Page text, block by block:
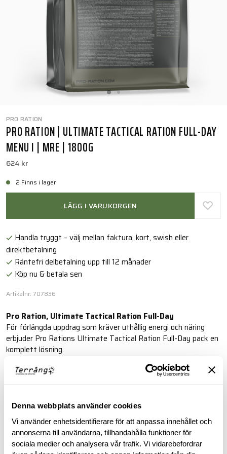
Denna webbplats använder cookies
Vi använder enhetsidentifierare för att anpassa innehållet och
annonserna till användarna, tillhandahålla funktioner för
sociala medier och analysera vår trafik. Vi vidarebefordrar
PRO RATION
PRO RATION | ULTIMATE TACTICAL RATION FULL-DAY
MENU I | MRE | 1800G
624 kr
2 Finns i lager
LÄGG I VARUKORGEN
Handla tryggt – välj mellan faktura, kort, swish eller
direktbetalning
Räntefri delbetalning upp till 12 månader
Köp nu & betala sen
Artikelnr: 707836
Pro Ration, Ultimate Tactical Ration Full-Day
För förlängda uppdrag som kräver uthållig energi och näring
erbjuder Pro Rations Ultimate Tactical Ration Full-Day pack en
komplett lösning.
Läs mer
BESKRIVNING
RECENSIONER